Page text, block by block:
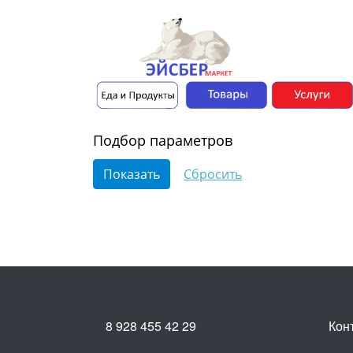
Подбор параметров
8 928 455 42 29